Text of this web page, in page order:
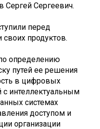
Сергей Сергеевич.
перед
своих продуктов.
определению
путей ее решения
в цифровых
интеллектуальным
системах
доступом и
организации